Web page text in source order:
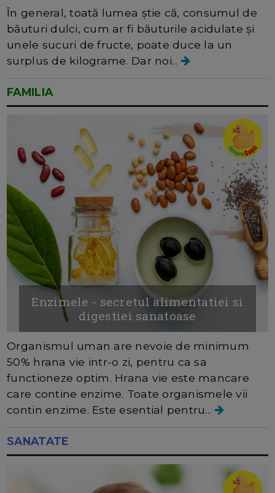
În general, toată lumea știe că, consumul de
băuturi dulci, cum ar fi băuturile acidulate și
unele sucuri de fructe, poate duce la un
surplus de kilograme. Dar noi...
FAMILIA
Enzimele - secretul alimentatiei si
digestiei sanatoase
Organismul uman are nevoie de minimum
50% hrana vie intr-o zi, pentru ca sa
functioneze optim. Hrana vie este mancare
care contine enzime. Toate organismele vii
contin enzime. Este esential pentru...
SANATATE